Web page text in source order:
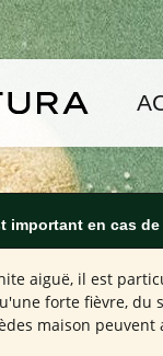
important en cas
aiguë, il est
forte fièvre, du
maison